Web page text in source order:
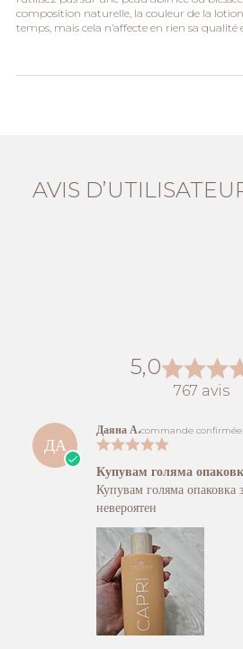
composition naturelle, la couleur de la
temps, mais cela n’affecte en rien sa qualité
AVIS
5,0
767 avis
ДА
Даяна А.commande confirmée
Купувам голяма
Купувам голяма опаковка
невероятен